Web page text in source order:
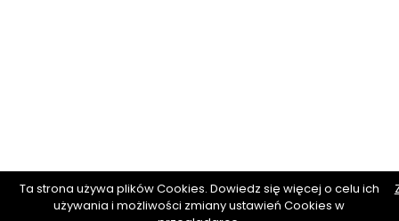
Ta strona używa plików Cookies. Dowiedz się więcej o celu ich
używania i możliwości zmiany ustawień Cookies w